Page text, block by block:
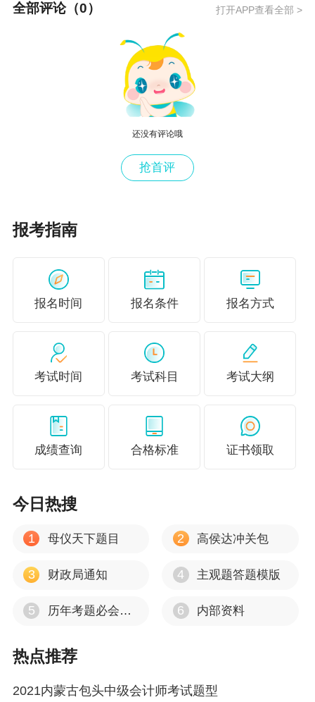
中级证书对于报考公务员也有优势：
2020中央机关及其直属机构考试录用公务员公告
已经发布，在国考职位表当中的“财务工作一级主
任科员及以下”岗位，明确说明需持有初级、中级
或高级会计专业技术资格证书，请注明资格证书
掌握了中级会计考试题型就开始学习吧，2021年
的脚步学习！
2020中级会计职称通过考试能领取电子证书了？
免费试听：中级会计职称财务管理老师2021新
课！
全部评论（0） 打开APP查看全部 >
还没有评论哦
抢首评
报考指南
报名时间 报名条件 报名方式
考试时间 考试科目 考试大纲
成绩查询 合格标准 证书领取
今日热搜
1 母仪天下题目 2 高侯达冲关包
3 财政局通知 4 主观题答题模版
5 历年考题必会考点 6 内部资料
热点推荐
2021内蒙古包头中级会计师考试题型